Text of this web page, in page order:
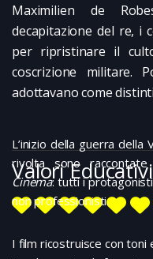
Maximilien de
decapitazione del re, i
per ripristinare il
coscrizione militare.
adottavano come
L’inizio della guerra della
rivolta sono
Cinema: tutti i
non professionisti.
Valori Educativi
I film ricostruisce con toni